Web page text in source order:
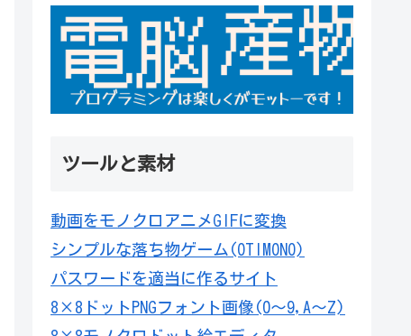
ツールと素材
動画をモノクロアニメGIFに変換
シンプルな落ち物ゲーム(OTIMONO)
パスワードを適当に作るサイト
8×8ドットPNGフォント画像(0～9,A～Z)